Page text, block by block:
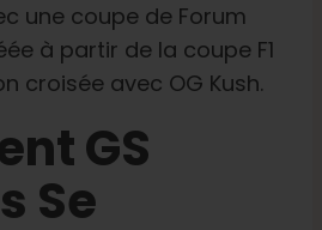
une coupe de Forum
à partir de la coupe F1
croisée avec OG Kush.
GS
Se